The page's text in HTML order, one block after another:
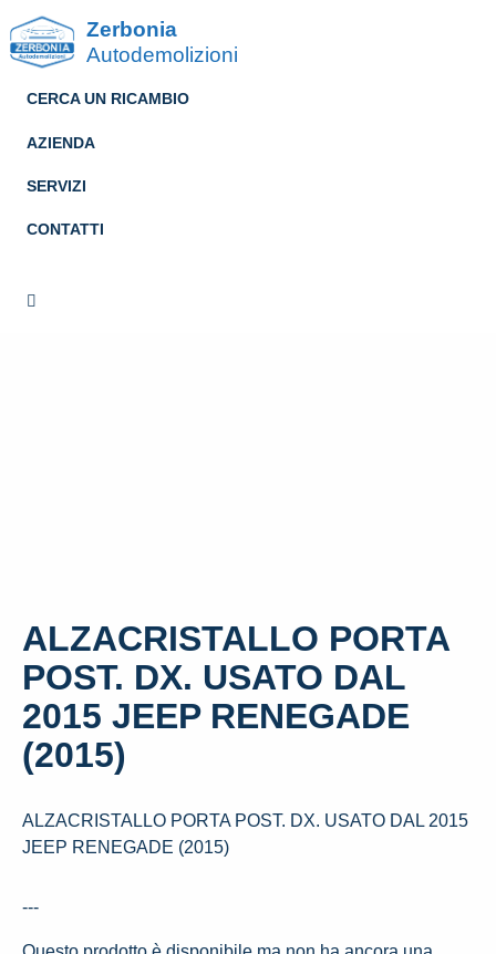
Zerbonia
Autodemolizioni
CERCA UN RICAMBIO
AZIENDA
SERVIZI
CONTATTI
ALZACRISTALLO PORTA
POST. DX. USATO DAL
2015 JEEP RENEGADE
(2015)
ALZACRISTALLO PORTA POST. DX. USATO DAL 2015
JEEP RENEGADE (2015)
---